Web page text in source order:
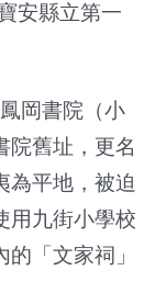
安縣立第一
岡書院（小
院舊址，更名
為平地，被迫
用九街小學校
「文家祠」